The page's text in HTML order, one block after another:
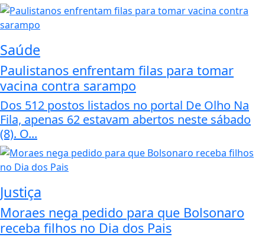
Saúde
Paulistanos enfrentam filas para tomar
vacina contra sarampo
Dos 512 postos listados no portal De Olho Na
Fila, apenas 62 estavam abertos neste sábado
(8). O...
Justiça
Moraes nega pedido para que Bolsonaro
receba filhos no Dia dos Pais